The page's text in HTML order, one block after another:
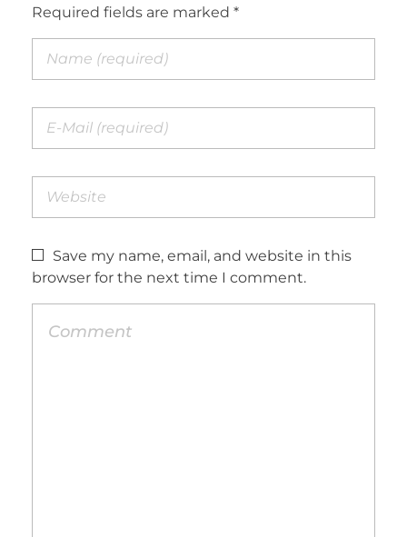
Required fields are marked *
Save my name, email, and website in this
browser for the next time I comment.